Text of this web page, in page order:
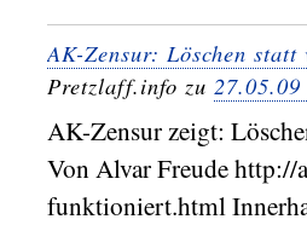
AK-Zensur: Löschen
Pretzlaff.info zu
AK-Zensur zeigt:
Von Alvar Freude http://
funktioniert.html